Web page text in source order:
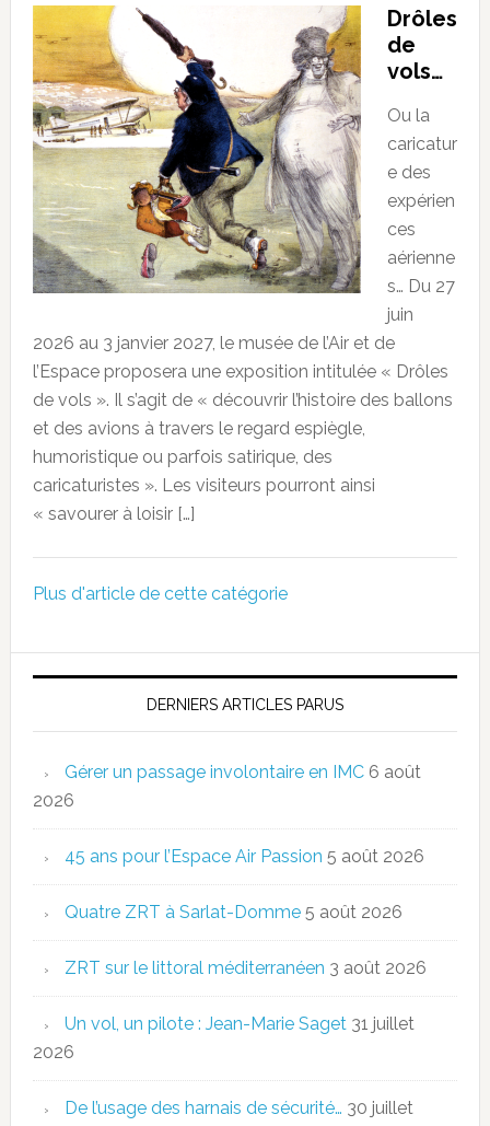
Drôles
de
vols…
Ou la
caricatur
e des
expérien
ces
aérienne
s… Du 27
juin
2026 au 3 janvier 2027, le musée de l’Air et de
l’Espace proposera une exposition intitulée « Drôles
de vols ». Il s’agit de « découvrir l’histoire des ballons
et des avions à travers le regard espiègle,
humoristique ou parfois satirique, des
caricaturistes ». Les visiteurs pourront ainsi
« savourer à loisir […]
Plus d'article de cette catégorie
DERNIERS ARTICLES PARUS
Gérer un passage involontaire en IMC 6 août
2026
45 ans pour l’Espace Air Passion 5 août 2026
Quatre ZRT à Sarlat-Domme 5 août 2026
ZRT sur le littoral méditerranéen 3 août 2026
Un vol, un pilote : Jean-Marie Saget 31 juillet
2026
De l’usage des harnais de sécurité… 30 juillet